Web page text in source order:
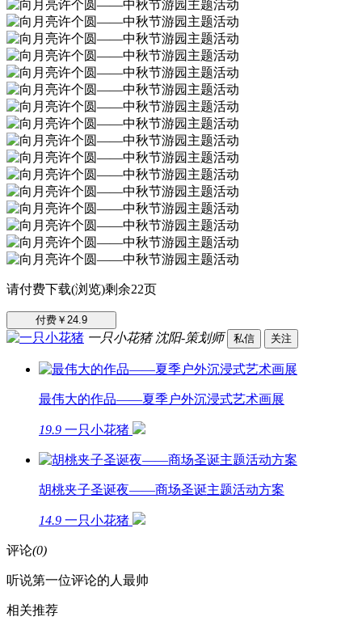
请付费下载(浏览)剩余22页
付费￥24.9
一只小花猪 沈阳-策划师 私信 关注
最伟大的作品——夏季户外沉浸式艺术画展
19.9 一只小花猪
胡桃夹子圣诞夜——商场圣诞主题活动方案
14.9 一只小花猪
评论(0)
听说第一位评论的人最帅
相关推荐